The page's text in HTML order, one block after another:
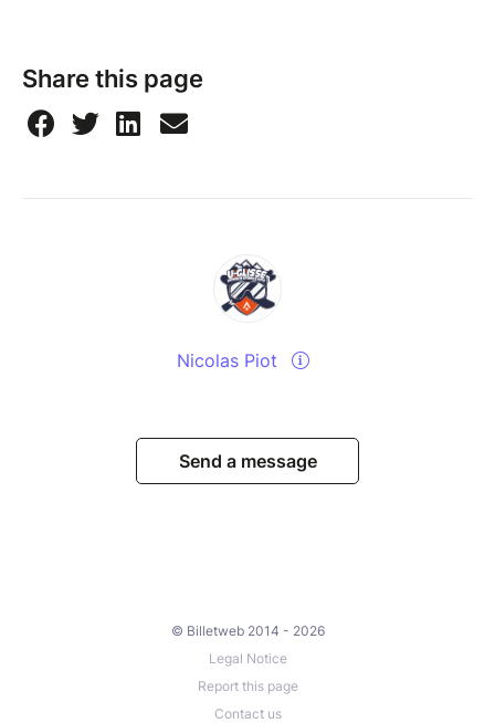
Share this page
Nicolas Piot
Send a message
© Billetweb 2014 - 2026
Legal Notice
Report this page
Contact us